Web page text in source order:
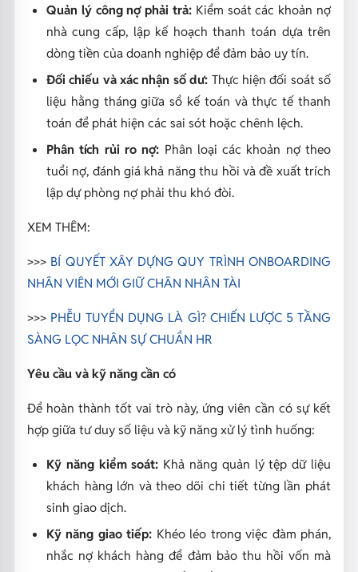
Quản lý công nợ phải trả: Kiểm soát các khoản nợ
nhà cung cấp, lập kế hoạch thanh toán dựa trên
dòng tiền của doanh nghiệp để đảm bảo uy tín.
Đối chiếu và xác nhận số dư: Thực hiện đối soát số
liệu hằng tháng giữa sổ kế toán và thực tế thanh
toán để phát hiện các sai sót hoặc chênh lệch.
Phân tích rủi ro nợ: Phân loại các khoản nợ theo
tuổi nợ, đánh giá khả năng thu hồi và đề xuất trích
lập dự phòng nợ phải thu khó đòi.
XEM THÊM:
>>> BÍ QUYẾT XÂY DỰNG QUY TRÌNH ONBOARDING
NHÂN VIÊN MỚI GIỮ CHÂN NHÂN TÀI
>>> PHỄU TUYỂN DỤNG LÀ GÌ? CHIẾN LƯỢC 5 TẦNG
SÀNG LỌC NHÂN SỰ CHUẨN HR
Yêu cầu và kỹ năng cần có
Để hoàn thành tốt vai trò này, ứng viên cần có sự kết
hợp giữa tư duy số liệu và kỹ năng xử lý tình huống:
Kỹ năng kiểm soát: Khả năng quản lý tệp dữ liệu
khách hàng lớn và theo dõi chi tiết từng lần phát
sinh giao dịch.
Kỹ năng giao tiếp: Khéo léo trong việc đàm phán,
nhắc nợ khách hàng để đảm bảo thu hồi vốn mà